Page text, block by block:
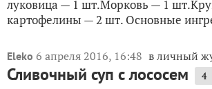
луковица — 1 шт.Морковь — 1
картофелины — 2 шт. Основные
Eleko 6 апреля 2016, 16:48 в личный
Сливочный суп с лососем 4